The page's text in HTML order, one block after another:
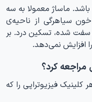
ماساژ معمولا به سه
سیاهرگی از ناحیه‌ی
شده، تسکین درد. بر
افزایش نمی‌دهد.
مراجعه کرد؟
کلینیک فیزیوتراپی را که